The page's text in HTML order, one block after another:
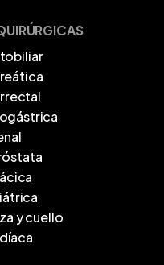
y cuello